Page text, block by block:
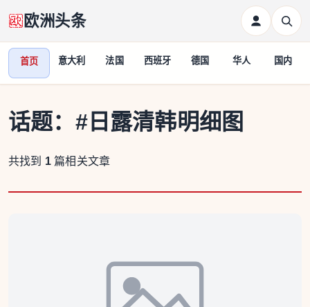
欧洲头条
首页 意大利 法国 西班牙 德国 华人 国内
话题： #日露清韩明细图
共找到 1 篇相关文章